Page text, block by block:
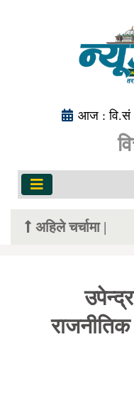
आज : वि.सं
अहिले चर्चामा |